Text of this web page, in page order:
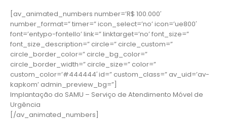
[av_animated_numbers number=’R$ 100.000′
number_format=” timer=” icon_select=’no’ icon=’ue800′
font=’entypo-fontello’ link=” linktarget=’no’ font_size=”
font_size_description=” circle=” circle_custom=”
circle_border_color=” circle_bg_color=”
circle_border_width=” circle_size=” color=”
custom_color=’#444444′ id=” custom_class=” av_uid=’av-
kapkom’ admin_preview_bg=”]
Implantação do SAMU – Serviço de Atendimento Móvel de
Urgência
[/av_animated_numbers]